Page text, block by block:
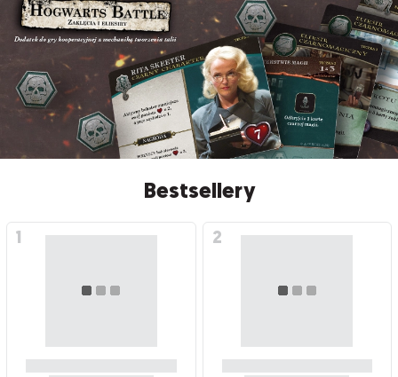
Bestsellery